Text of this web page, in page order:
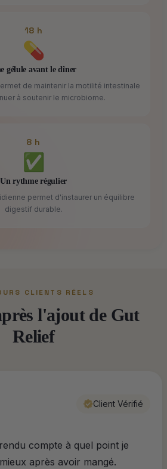
18 h
💊
gélule avant le dîner
de maintenir la motilité intestinale
à soutenir le microbiome.
8 h
✅
Un rythme régulier
permet d'instaurer un équilibre
digestif durable.
CLIENTS RÉELS
l'ajout de Gut
Relief
Client Vérifié
compte à quel point je
après avoir mangé.